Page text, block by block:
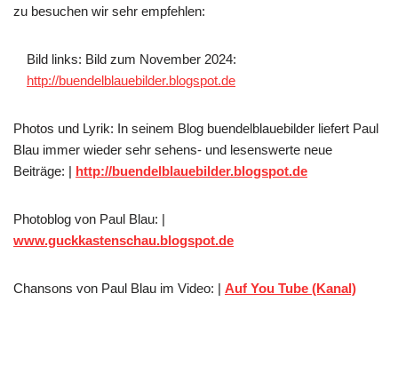
zu besuchen wir sehr empfehlen:
Bild links: Bild zum November 2024:
http://buendelblauebilder.blogspot.de
Photos und Lyrik: In seinem Blog buendelblauebilder liefert Paul
Blau immer wieder sehr sehens- und lesenswerte neue
Beiträge: | http://buendelblauebilder.blogspot.de
Photoblog von Paul Blau: |
www.guckkastenschau.blogspot.de
Chansons von Paul Blau im Video: | Auf You Tube (Kanal)